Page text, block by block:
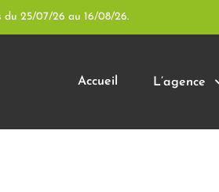
du 25/07/26 au 16/08/26.
Accueil L’agence